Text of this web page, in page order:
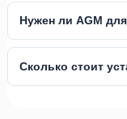
Нужен ли AGM
Сколько стоит